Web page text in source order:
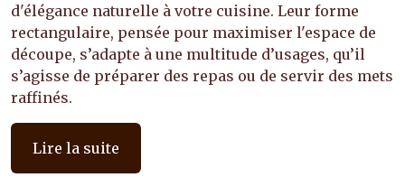
d'élégance naturelle à votre cuisine. Leur forme
rectangulaire, pensée pour maximiser l'espace de
découpe, s’adapte à une multitude d’usages, qu’il
s’agisse de préparer des repas ou de servir des mets
raffinés.
Lire la suite